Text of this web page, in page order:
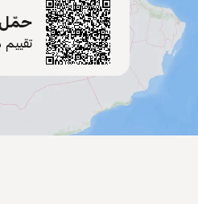
حمّل
تقييم